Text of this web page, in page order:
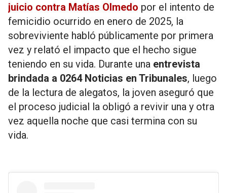
juicio contra Matías Olmedo por el intento de
femicidio ocurrido en enero de 2025, la
sobreviviente habló públicamente por primera
vez y relató el impacto que el hecho sigue
teniendo en su vida. Durante una entrevista
brindada a 0264 Noticias en Tribunales, luego
de la lectura de alegatos, la joven aseguró que
el proceso judicial la obligó a revivir una y otra
vez aquella noche que casi termina con su
vida.